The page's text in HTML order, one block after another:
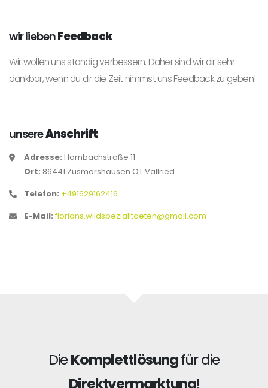
wir liebenFeedback
Wir wollen uns ständig verbessern. Daher sind wir dir sehr
dankbar, wenn du dir die Zeit nimmst uns Feedback zu geben!
unsereAnschrift
Adresse: Hornbachstraße 11
Ort: 86441 Zusmarshausen OT Vallried
Telefon: +491629162416
E-Mail: florians.wildspezialitaeten@gmail.com
DieKomplettlösungfür die
Direktvermarktung!